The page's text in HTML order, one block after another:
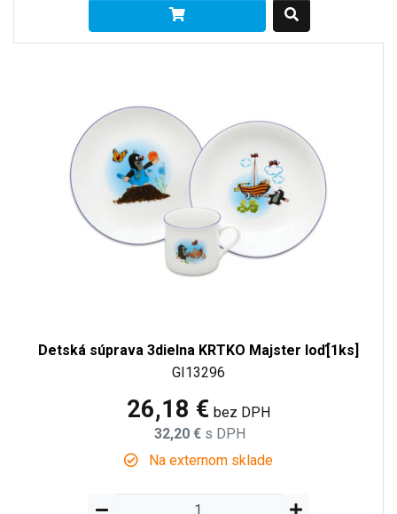
Detská súprava 3dielna KRTKO Majster loď[1ks]
GI13296
26,18 € bez DPH
32,20 € s DPH
Na externom sklade